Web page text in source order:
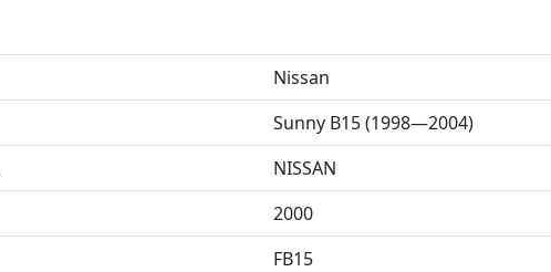
Nissan
Sunny B15 (1998—2004)
NISSAN
2000
FB15